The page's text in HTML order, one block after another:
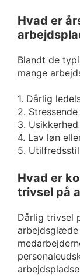
Hvad er
Blandt de
mange
1. Dårlig
2.
3.
4. Lav løn
5.
Hvad er
trivsel på
Dårlig trivsel